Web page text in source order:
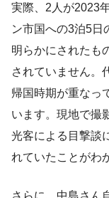
実際、2人が2023
ン市国への3泊5日
明らかにされたも
されていません。
帰国時期が重なっ
います。現地で撮
光客による目撃談
れていたことがわ
さらに、中島さん